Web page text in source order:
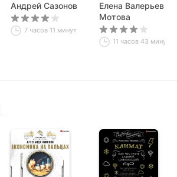
Заблуждения, в
которые мы
верим
Андрей Сазонов
7 часов 11 минут
для умных людей
Елена Валерьевна
Мотова
11 часов 43 минуты